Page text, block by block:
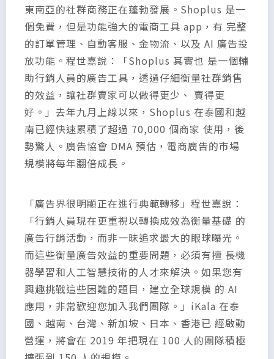
東南亞的社群商務正在蓬勃發展。Shoplus 是一
個免費，但是功能強大的電商工具 app，有 完整
的訂單管理、自動客服、金物流、以及 AI 廣告投
放功能。程世嘉說：「Shoplus 其實也 是一個輔
助行銷人員的廣告工具，透過仔細衡量社群銷售
的效益，讓社群賣家可以做得更少、 賣得更
好。」去年九月上線以來，Shoplus 在泰國和越
南已經快速累積了超過 70,000 個商家 使用，後
勢驚人。廣告協會 DMA 預估，電商廣告的市場
規模將每年翻倍成長。
「廣告界很明顯正在進行典範轉移」程世嘉說：
「行銷人員現在更重視以轉換成效為衡量基礎 的
廣告行銷活動，而非一昧追求最大的眼球曝光。
而這些衡量廣告效益的重要問題，必須有擅 長機
器學習和人工智慧技術的人才來解決。如果您有
興趣挑戰這些困難的題目，建立全球規模 的 AI
應用，非常歡迎您加入我們團隊。」iKala 在泰
國、越南、台灣、新加坡、日本、香港已 經啟動
營運，將會在 2019 年把現在 100 人的團隊積極